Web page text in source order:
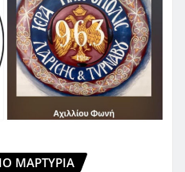
ΜΑΡΤΥΡΊΑ